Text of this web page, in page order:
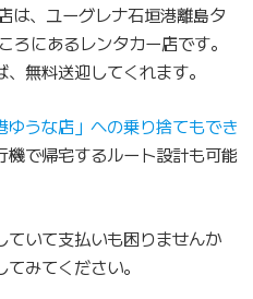
は、ユーグレナ石垣港離島タ
にあるレンタカー店です。
無料送迎してくれます。
うな店」への乗り捨てもでき
機で帰宅するルート設計も可能
ていて支払いも困りませんか
みてください。